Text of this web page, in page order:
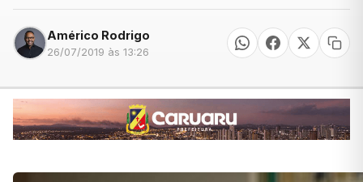
Américo Rodrigo
26/07/2019 às 13:26